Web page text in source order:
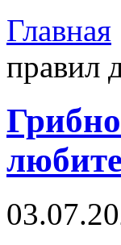
Главная
правил